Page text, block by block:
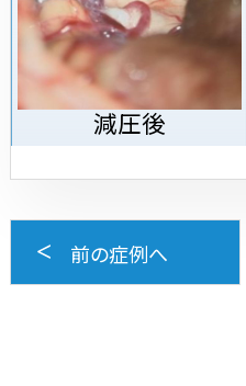
減圧後
前の症例へ